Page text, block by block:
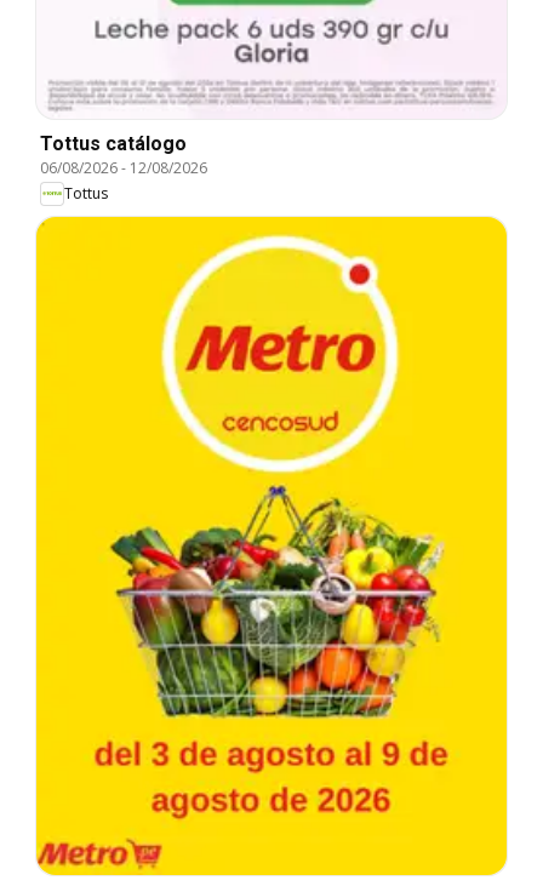
Tottus catálogo
06/08/2026- 12/08/2026
Tottus